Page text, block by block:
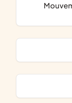
mouvements éducatifs de jeunesse et